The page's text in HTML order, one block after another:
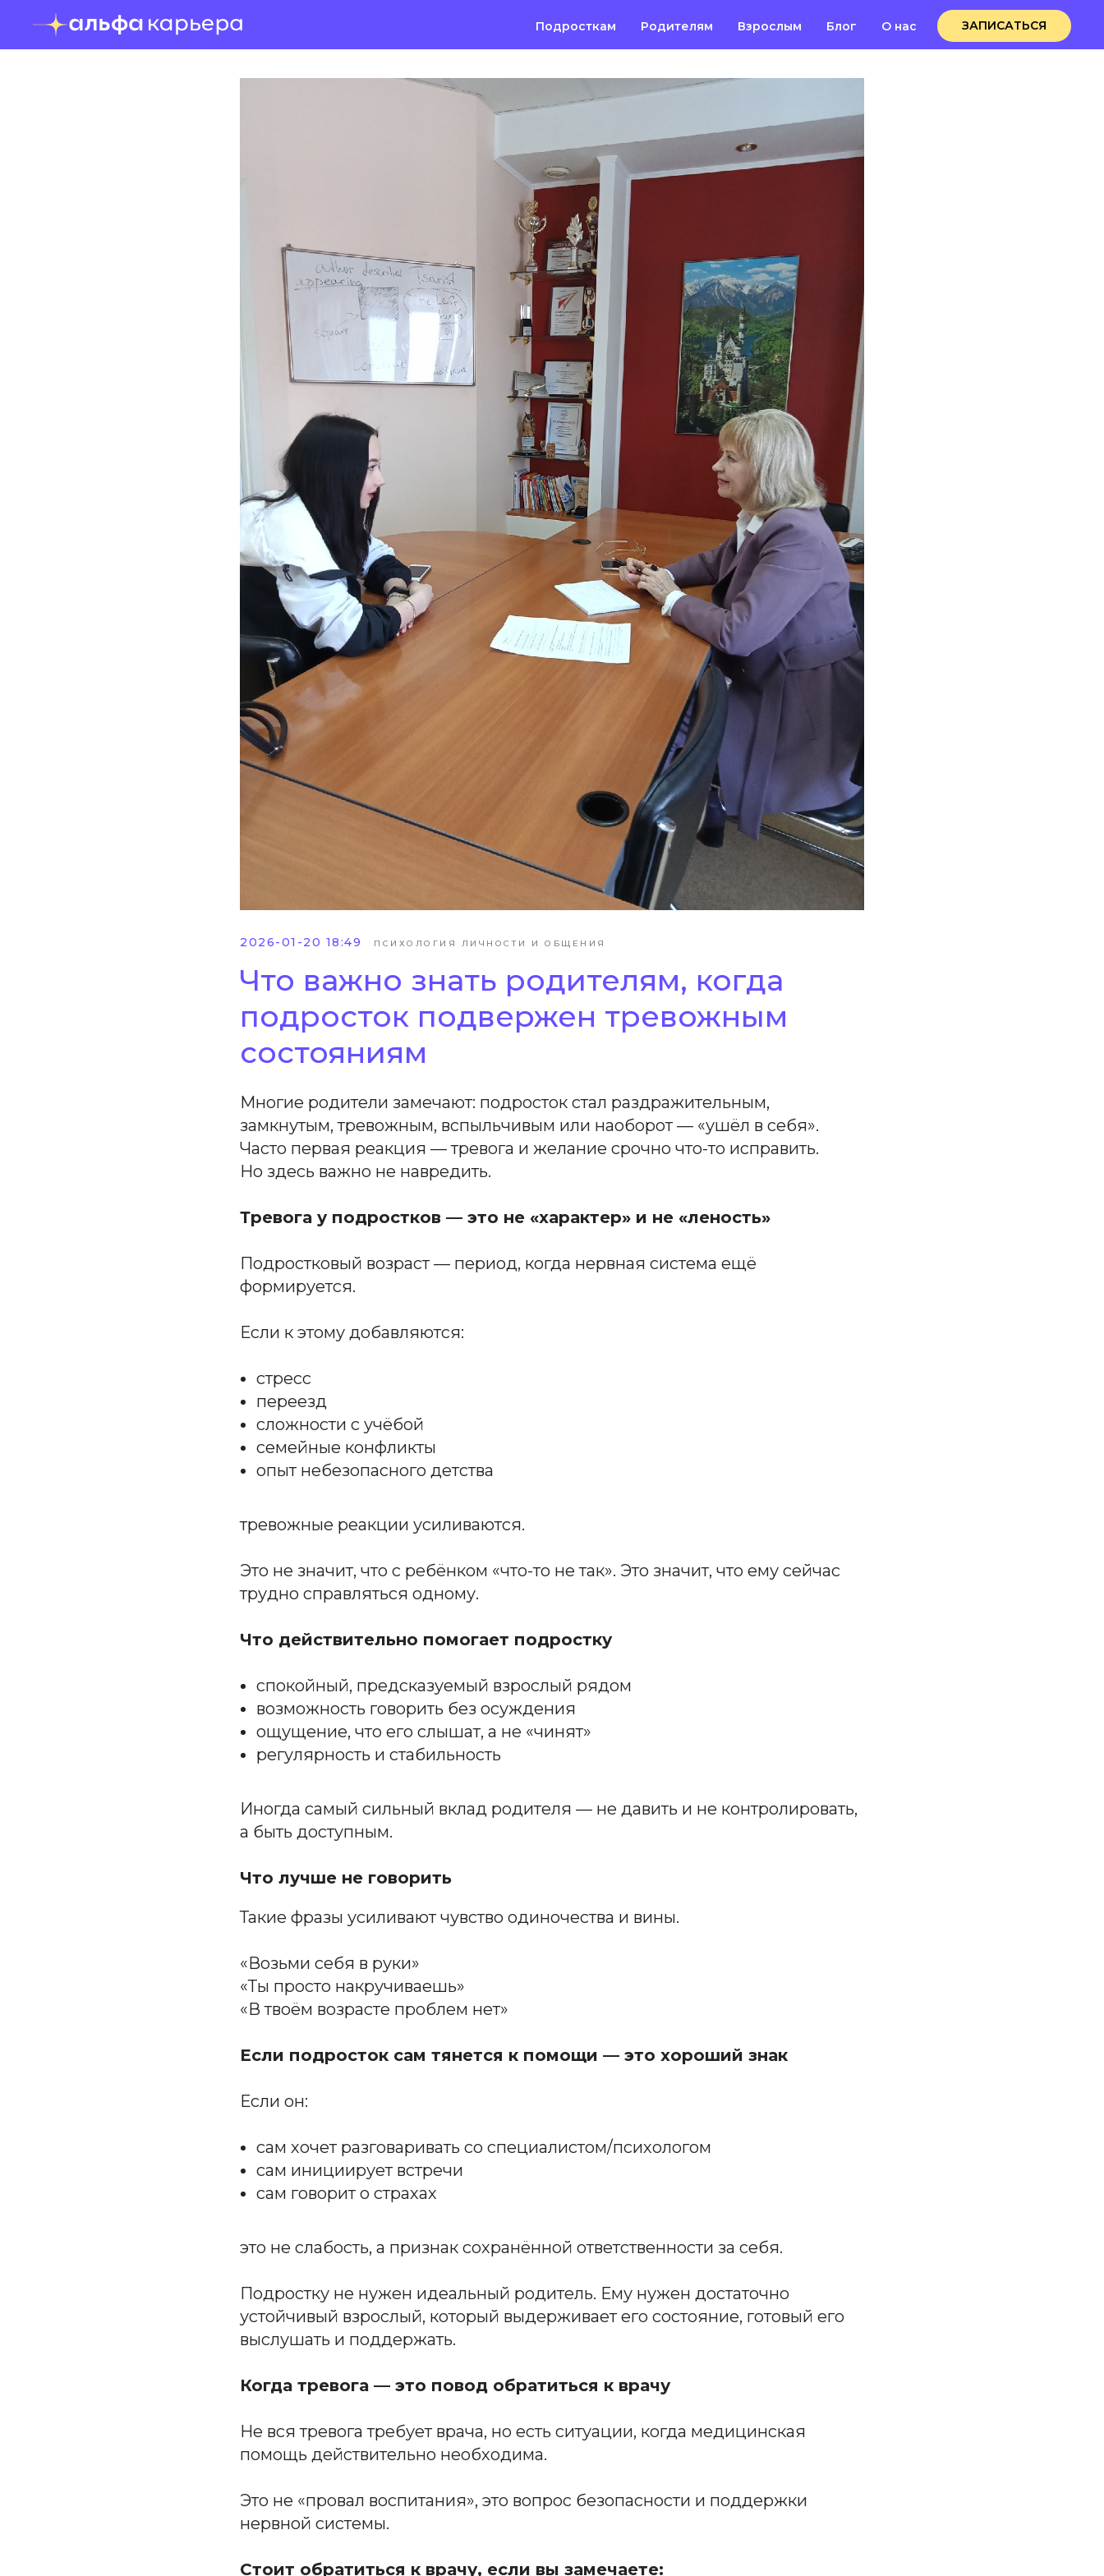
Подросткам Родителям Взрослым Блог О нас ЗАПИСАТЬСЯ
2026-01-20 18:49 ПСИХОЛОГИЯ ЛИЧНОСТИ И ОБЩЕНИЯ
Что важно знать родителям, когда
подросток подвержен тревожным
состояниям
Многие родители замечают: подросток стал раздражительным,
замкнутым, тревожным, вспыльчивым или наоборот — «ушёл в себя».
Часто первая реакция — тревога и желание срочно что-то исправить.
Но здесь важно не навредить.
Тревога у подростков — это не «характер» и не «леность»
Подростковый возраст — период, когда нервная система ещё
формируется.
Если к этому добавляются:
стресс
переезд
сложности с учёбой
семейные конфликты
опыт небезопасного детства
тревожные реакции усиливаются.
Это не значит, что с ребёнком «что-то не так». Это значит, что ему сейчас
трудно справляться одному.
Что действительно помогает подростку
спокойный, предсказуемый взрослый рядом
возможность говорить без осуждения
ощущение, что его слышат, а не «чинят»
регулярность и стабильность
Иногда самый сильный вклад родителя — не давить и не контролировать,
а быть доступным.
Что лучше не говорить
Такие фразы усиливают чувство одиночества и вины.
«Возьми себя в руки»
«Ты просто накручиваешь»
«В твоём возрасте проблем нет»
Если подросток сам тянется к помощи — это хороший знак
Если он:
сам хочет разговаривать со специалистом/психологом
сам инициирует встречи
сам говорит о страхах
это не слабость, а признак сохранённой ответственности за себя.
Подростку не нужен идеальный родитель. Ему нужен достаточно
устойчивый взрослый, который выдерживает его состояние, готовый его
выслушать и поддержать.
Когда тревога — это повод обратиться к врачу
Не вся тревога требует врача, но есть ситуации, когда медицинская
помощь действительно необходима.
Это не «провал воспитания», это вопрос безопасности и поддержки
нервной системы.
Стоит обратиться к врачу, если вы замечаете: